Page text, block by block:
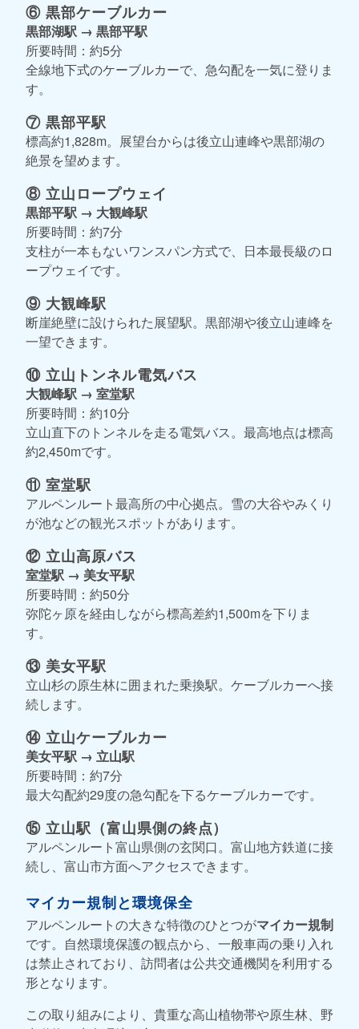
⑥ 黒部ケーブルカー
黒部湖駅 → 黒部平駅
所要時間：約5分
全線地下式のケーブルカーで、急勾配を一気に登りま
す。
⑦ 黒部平駅
標高約1,828m。展望台からは後立山連峰や黒部湖の
絶景を望めます。
⑧ 立山ロープウェイ
黒部平駅 → 大観峰駅
所要時間：約7分
支柱が一本もないワンスパン方式で、日本最長級のロ
ープウェイです。
⑨ 大観峰駅
断崖絶壁に設けられた展望駅。黒部湖や後立山連峰を
一望できます。
⑩ 立山トンネル電気バス
大観峰駅 → 室堂駅
所要時間：約10分
立山直下のトンネルを走る電気バス。最高地点は標高
約2,450mです。
⑪ 室堂駅
アルペンルート最高所の中心拠点。雪の大谷やみくり
が池などの観光スポットがあります。
⑫ 立山高原バス
室堂駅 → 美女平駅
所要時間：約50分
弥陀ヶ原を経由しながら標高差約1,500mを下りま
す。
⑬ 美女平駅
立山杉の原生林に囲まれた乗換駅。ケーブルカーへ接
続します。
⑭ 立山ケーブルカー
美女平駅 → 立山駅
所要時間：約7分
最大勾配約29度の急勾配を下るケーブルカーです。
⑮ 立山駅（富山県側の終点）
アルペンルート富山県側の玄関口。富山地方鉄道に接
続し、富山市方面へアクセスできます。
マイカー規制と環境保全
アルペンルートの大きな特徴のひとつがマイカー規制
です。自然環境保護の観点から、一般車両の乗り入れ
は禁止されており、訪問者は公共交通機関を利用する
形となります。
この取り組みにより、貴重な高山植物帯や原生林、野